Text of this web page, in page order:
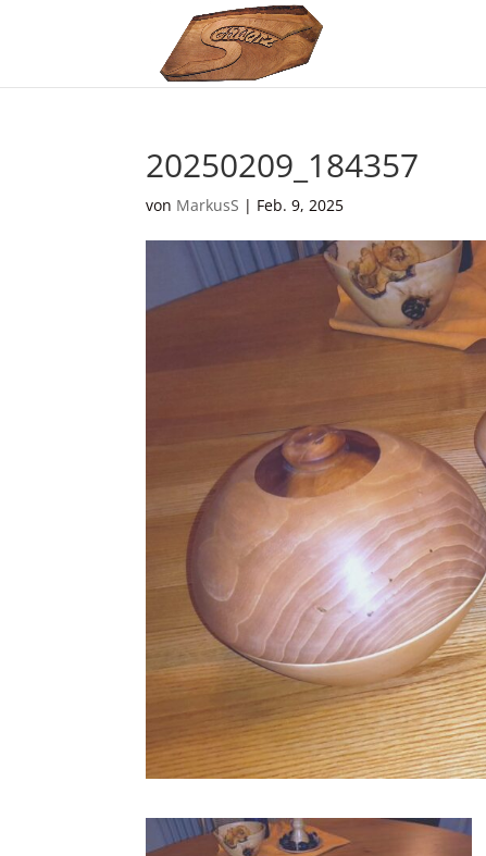
20250209_184357
von MarkusS | Feb. 9, 2025